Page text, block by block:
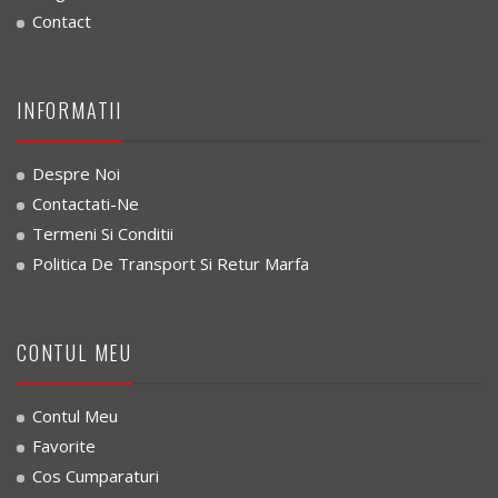
Contact
INFORMATII
Despre Noi
Contactati-Ne
Termeni Si Conditii
Politica De Transport Si Retur Marfa
CONTUL MEU
Contul Meu
Favorite
Cos Cumparaturi